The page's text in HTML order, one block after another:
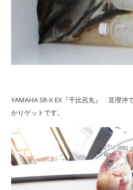
YAMAHA SR-X EX『千比呂丸』 亘理沖
かりゲットです。